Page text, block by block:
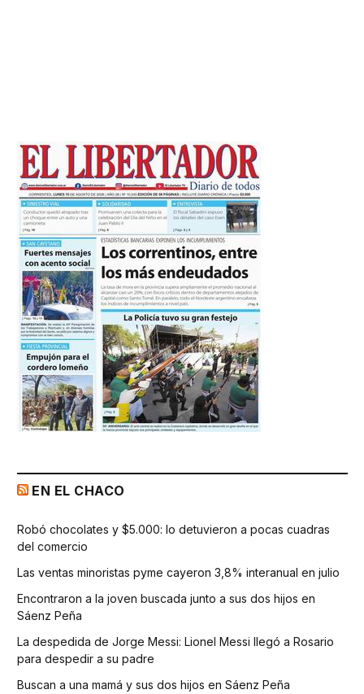
EN EL CHACO
Robó chocolates y $5.000: lo detuvieron a pocas cuadras
del comercio
Las ventas minoristas pyme cayeron 3,8% interanual en julio
Encontraron a la joven buscada junto a sus dos hijos en
Sáenz Peña
La despedida de Jorge Messi: Lionel Messi llegó a Rosario
para despedir a su padre
Buscan a una mamá y sus dos hijos en Sáenz Peña